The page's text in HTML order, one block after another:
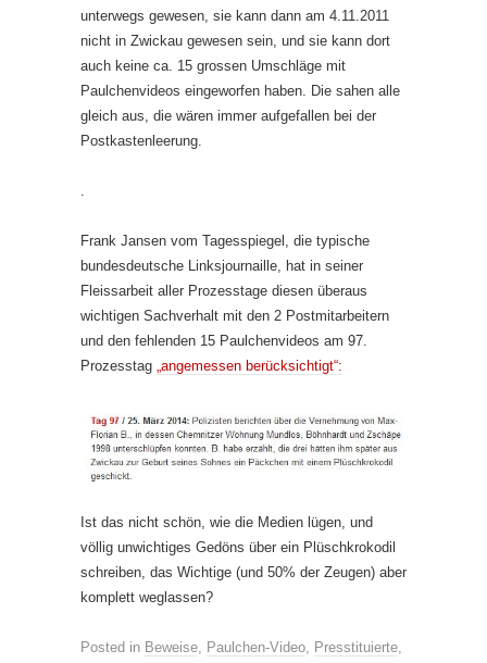
unterwegs gewesen, sie kann dann am 4.11.2011
nicht in Zwickau gewesen sein, und sie kann dort
auch keine ca. 15 grossen Umschläge mit
Paulchenvideos eingeworfen haben. Die sahen alle
gleich aus, die wären immer aufgefallen bei der
Postkastenleerung.
Frank Jansen vom Tagesspiegel, die typische
bundesdeutsche Linksjournaille, hat in seiner
Fleissarbeit aller Prozesstage diesen überaus
wichtigen Sachverhalt mit den 2 Postmitarbeitern
und den fehlenden 15 Paulchenvideos am 97.
Prozesstag „angemessen berücksichtigt“:
Ist das nicht schön, wie die Medien lügen, und
völlig unwichtiges Gedöns über ein Plüschkrokodil
schreiben, das Wichtige (und 50% der Zeugen) aber
komplett weglassen?
Posted in Beweise, Paulchen-Video, Presstituierte,